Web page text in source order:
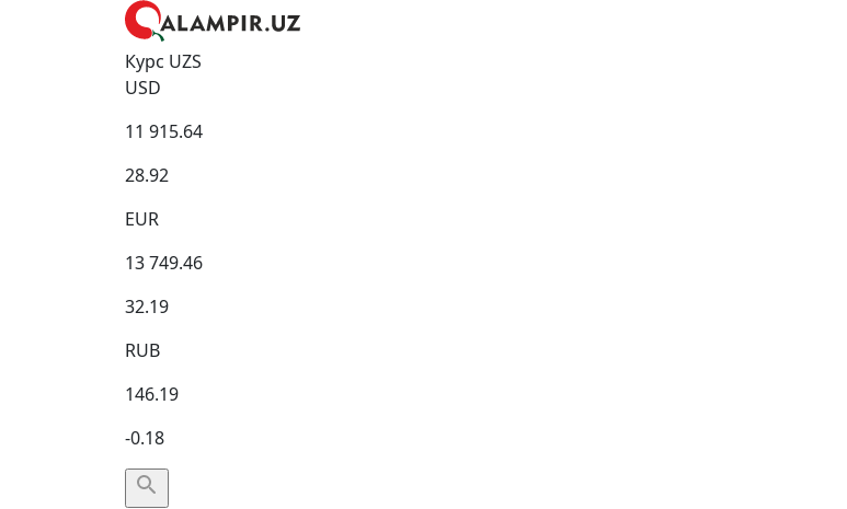
Курс UZS
USD
11 915.64
28.92
EUR
13 749.46
32.19
RUB
146.19
-0.18